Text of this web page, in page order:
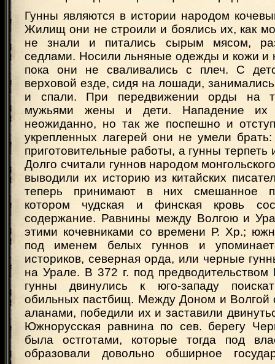
Гунны являются в истории народом
Жилищ они не строили и боялись их, как
не знали и питались сырым мясом,
седлами. Носили льняные одежды и кожи и
пока они не сваливались с плеч. С
верховой езде, сидя на лошади,
и спали. При передвижении орды на
мужьями жены и дети. Нападение
неожиданно, но так же поспешно и
укрепленных лагерей они не умели
приготовительные работы, а гунны терпеть
Долго считали гуннов народом
выводили их историю из китайских
теперь принимают в них смешанное
котором чудская и финская кровь
содержание. Равнины между Волгою и
этими кочевниками со времени Р. Хр.;
под именем белых гуннов и
историков, северная орда, или черные
на Урале. В 372 г. под
гунны двинулись к юго-западу
обильных пастбищ. Между Доном и Волгой
аланами, победили их и заставили
Южнорусская равнина по сев. берегу
была остготами, которые тогда под
образовали довольно обширное